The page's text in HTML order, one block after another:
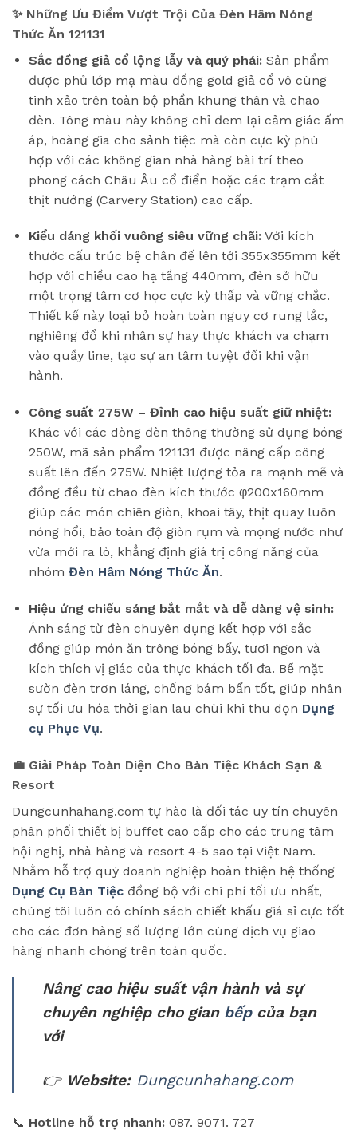
✨ Những Ưu Điểm Vượt Trội Của Đèn Hâm Nóng
Thức Ăn 121131
Sắc đồng giả cổ lộng lẫy và quý phái:Sản phẩm
được phủ lớp mạ màu đồng gold giả cổ vô cùng
tinh xảo trên toàn bộ phần khung thân và chao
đèn. Tông màu này không chỉ đem lại cảm giác ấm
áp, hoàng gia cho sảnh tiệc mà còn cực kỳ phù
hợp với các không gian nhà hàng bài trí theo
phong cách Châu Âu cổ điển hoặc các trạm cắt
thịt nướng (Carvery Station) cao cấp.
Kiểu dáng khối vuông siêu vững chãi:Với kích
thước cấu trúc bệ chân đế lên tới 355x355mm kết
hợp với chiều cao hạ tầng 440mm, đèn sở hữu
một trọng tâm cơ học cực kỳ thấp và vững chắc.
Thiết kế này loại bỏ hoàn toàn nguy cơ rung lắc,
nghiêng đổ khi nhân sự hay thực khách va chạm
vào quầy line, tạo sự an tâm tuyệt đối khi vận
hành.
Công suất 275W – Đỉnh cao hiệu suất giữ nhiệt:
Khác với các dòng đèn thông thường sử dụng bóng
250W, mã sản phẩm 121131 được nâng cấp công
suất lên đến 275W. Nhiệt lượng tỏa ra mạnh mẽ và
đồng đều từ chao đèn kích thước φ200x160mm
giúp các món chiên giòn, khoai tây, thịt quay luôn
nóng hổi, bảo toàn độ giòn rụm và mọng nước như
vừa mới ra lò, khẳng định giá trị công năng của
nhóm Đèn Hâm Nóng Thức Ăn.
Hiệu ứng chiếu sáng bắt mắt và dễ dàng vệ sinh:
Ánh sáng từ đèn chuyên dụng kết hợp với sắc
đồng giúp món ăn trông bóng bẩy, tươi ngon và
kích thích vị giác của thực khách tối đa. Bề mặt
sườn đèn trơn láng, chống bám bẩn tốt, giúp nhân
sự tối ưu hóa thời gian lau chùi khi thu dọn Dụng
cụ Phục Vụ.
💼 Giải Pháp Toàn Diện Cho Bàn Tiệc Khách Sạn &
Resort
Dungcunhahang.com tự hào là đối tác uy tín chuyên
phân phối thiết bị buffet cao cấp cho các trung tâm
hội nghị, nhà hàng và resort 4-5 sao tại Việt Nam.
Nhằm hỗ trợ quý doanh nghiệp hoàn thiện hệ thống
Dụng Cụ Bàn Tiệc đồng bộ với chi phí tối ưu nhất,
chúng tôi luôn có chính sách chiết khấu giá sỉ cực tốt
cho các đơn hàng số lượng lớn cùng dịch vụ giao
hàng nhanh chóng trên toàn quốc.
Nâng cao hiệu suất vận hành và sự
chuyên nghiệp cho gian bếpcủa bạn
với
👉 Website: Dungcunhahang.com
📞 Hotline hỗ trợ nhanh: 087. 9071. 727